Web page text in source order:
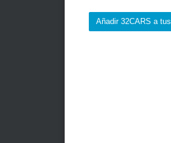
Añadir 32CARS a